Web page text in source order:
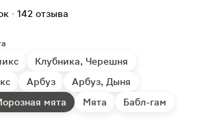
· 142 отзыва
Клубника, Черешня
Арбуз
Арбуз, Дыня
мята Мята Бабл-гам